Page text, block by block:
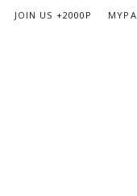
JOIN US +2000P